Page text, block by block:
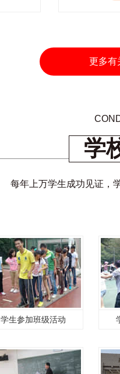
更多有
学
每年上万学生成功见证，
学生参加班级活动